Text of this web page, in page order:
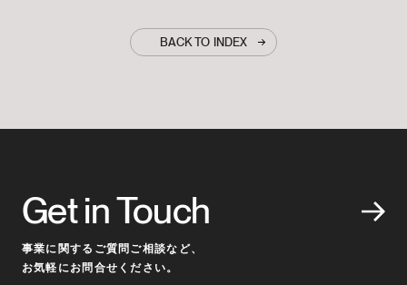
BACK TO INDEX
Get in Touch
事業に関するご質問ご相談など、
お気軽にお問合せください。